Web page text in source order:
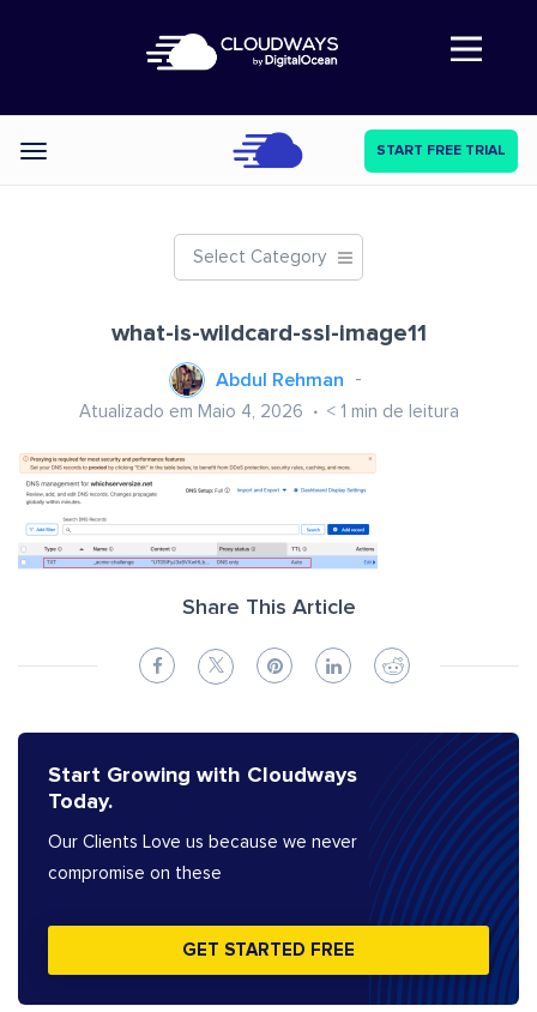
Abre a navegação
Categories START FREE TRIAL
Select Category
what-is-wildcard-ssl-image11
Abdul Rehman
Atualizado em Maio 4, 2026 < 1 min de leitura
Share This Article
Start Growing with Cloudways
Today.
Our Clients Love us because we never
compromise on these
GET STARTED FREE